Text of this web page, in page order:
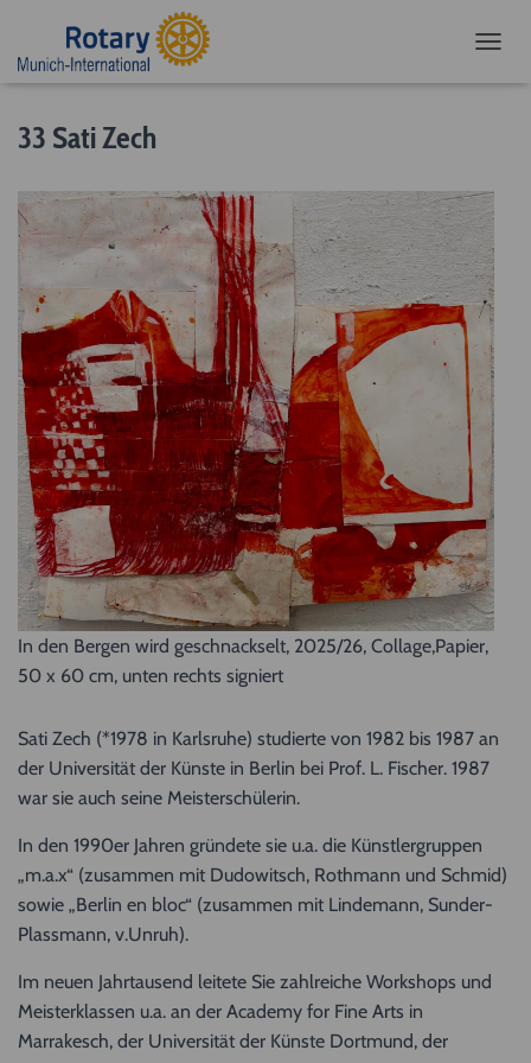
33 Sati Zech
In den Bergen wird geschnackselt, 2025/26, Collage,Papier,
50 x 60 cm, unten rechts signiert
Sati Zech (*1978 in Karlsruhe) studierte von 1982 bis 1987 an
der Universität der Künste in Berlin bei Prof. L. Fischer. 1987
war sie auch seine Meisterschülerin.
In den 1990er Jahren gründete sie u.a. die Künstlergruppen
„m.a.x“ (zusammen mit Dudowitsch, Rothmann und Schmid)
sowie „Berlin en bloc“ (zusammen mit Lindemann, Sunder-
Plassmann, v.Unruh).
Im neuen Jahrtausend leitete Sie zahlreiche Workshops und
Meisterklassen u.a. an der Academy for Fine Arts in
Marrakesch, der Universität der Künste Dortmund, der